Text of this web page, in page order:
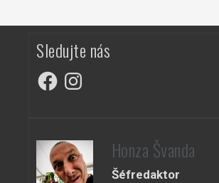
Sledujte nás
FacebookInstagram
Honza Švanda
Šéfredaktor